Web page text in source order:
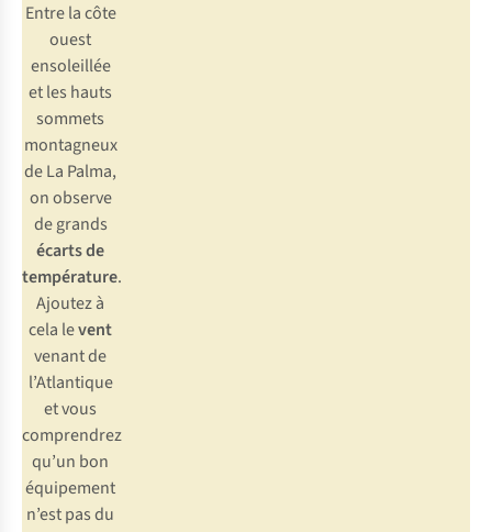
Entre la côte
ouest
ensoleillée
et les hauts
sommets
montagneux
de La Palma,
on observe
de grands
écarts de
température.
Ajoutez à
cela levent
venant de
l’Atlantique
et vous
comprendrez
qu’un bon
équipement
n’est pas du